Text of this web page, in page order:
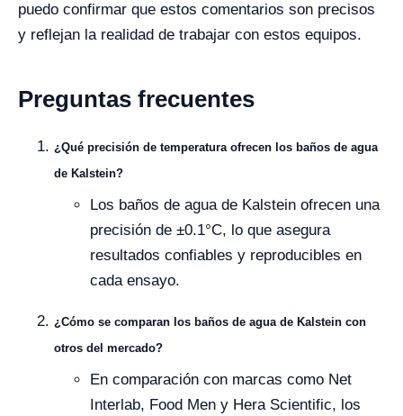
puedo confirmar que estos comentarios son precisos
y reflejan la realidad de trabajar con estos equipos.
Preguntas frecuentes
¿Qué precisión de temperatura ofrecen los baños de agua
de Kalstein?
Los baños de agua de Kalstein ofrecen una
precisión de ±0.1°C, lo que asegura
resultados confiables y reproducibles en
cada ensayo.
¿Cómo se comparan los baños de agua de Kalstein con
otros del mercado?
En comparación con marcas como Net
Interlab, Food Men y Hera Scientific, los